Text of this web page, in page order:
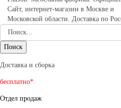
Сайт, интернет-магазин в Москве и
Московской области. Доставка по
Доставка и сборка
бесплатно*
Отдел продаж